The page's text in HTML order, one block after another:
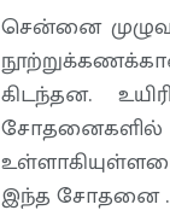
சென்னை
கிடந்தன.
சோதனைகளில்
இந்த சோதனை